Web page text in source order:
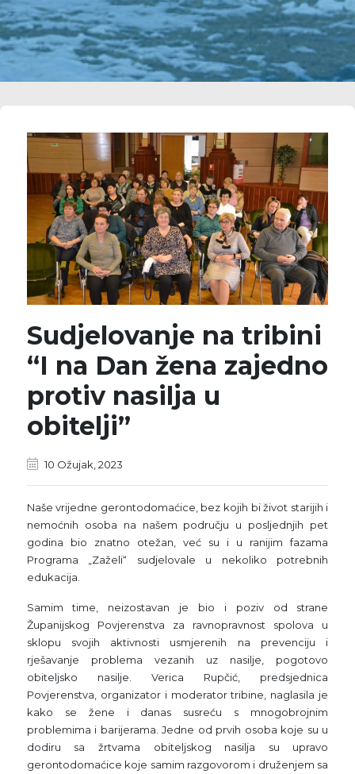
Sudjelovanje na tribini
“I na Dan žena zajedno
protiv nasilja u
obitelji”
10 Ožujak, 2023
Naše vrijedne gerontodomaćice, bez kojih bi život starijih i
nemoćnih osoba na našem području u posljednjih pet
godina bio znatno otežan, već su i u ranijim fazama
Programa „Zaželi“ sudjelovale u nekoliko potrebnih
edukacija.
Samim time, neizostavan je bio i poziv od strane
Županijskog Povjerenstva za ravnopravnost spolova u
sklopu svojih aktivnosti usmjerenih na prevenciju i
rješavanje problema vezanih uz nasilje, pogotovo
obiteljsko nasilje. Verica Rupčić, predsjednica
Povjerenstva, organizator i moderator tribine, naglasila je
kako se žene i danas susreću s mnogobrojnim
problemima i barijerama. Jedne od prvih osoba koje su u
dodiru sa žrtvama obiteljskog nasilja su upravo
gerontodomaćice koje samim razgovorom i druženjem sa